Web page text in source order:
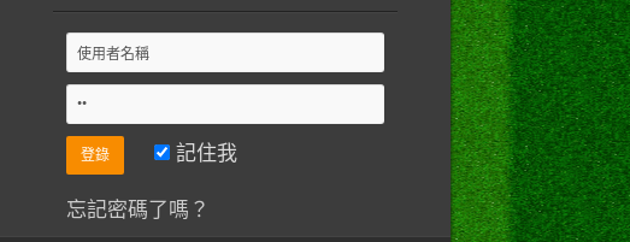
記住我
忘記密碼了嗎？